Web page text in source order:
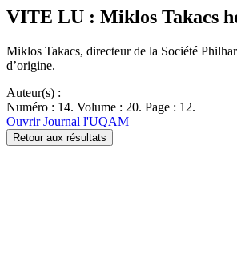
VITE LU : Miklos Takacs
Miklos Takacs, directeur de la Société
d’origine.
Auteur(s) :
Numéro : 14. Volume : 20. Page : 12.
Ouvrir Journal l'UQAM
Retour aux résultats